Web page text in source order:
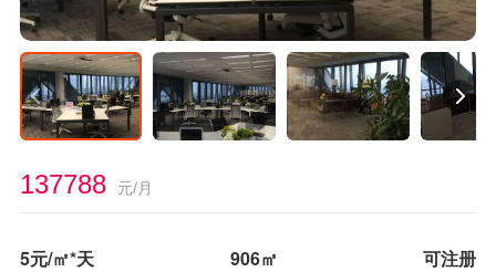
137788 元/月
5元/㎡*天 906㎡ 可注册